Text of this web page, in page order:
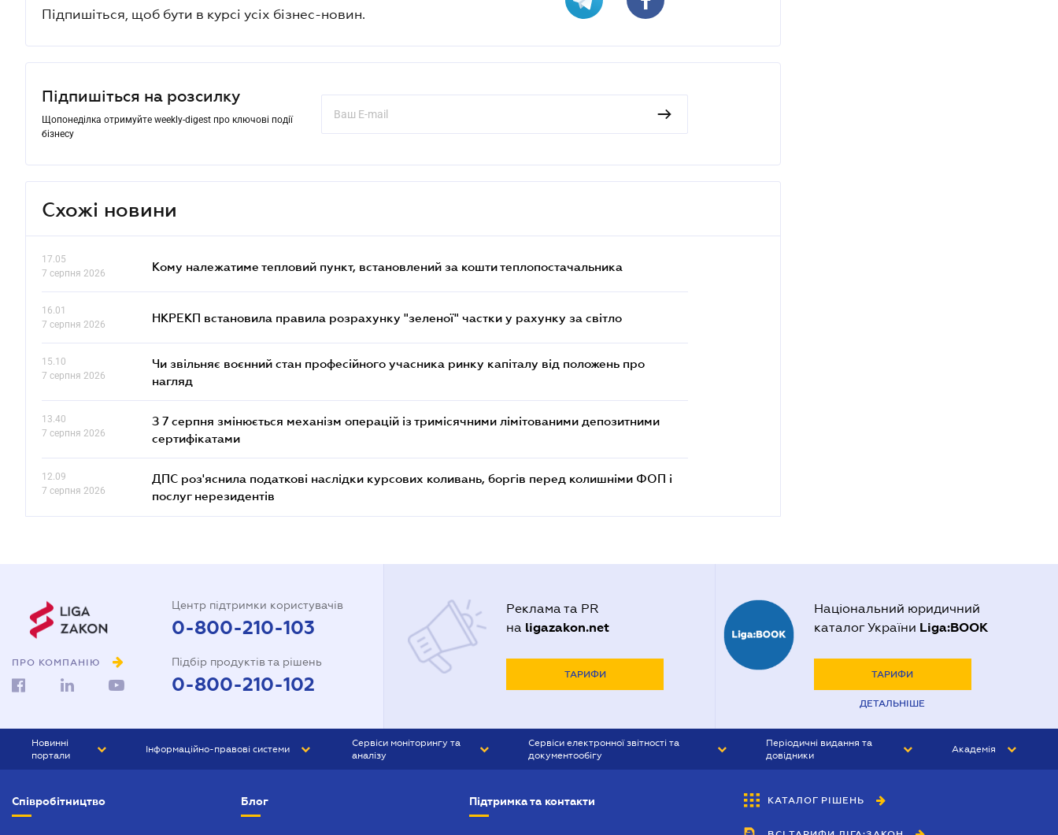
Підпишіться, щоб бути в курсі усіх бізнес-новин.
Підпишіться на розсилку
Щопонеділка отримуйте weekly-digest про ключові події
бізнесу
Схожі новини
17.05
7 серпня 2026
Кому належатиме тепловий пункт, встановлений за кошти теплопостачальника
16.01
7 серпня 2026
НКРЕКП встановила правила розрахунку "зеленої" частки у рахунку за світло
15.10
7 серпня 2026
Чи звільняє воєнний стан професійного учасника ринку капіталу від положень про
нагляд
13.40
7 серпня 2026
З 7 серпня змінюється механізм операцій із тримісячними лімітованими депозитними
сертифікатами
12.09
7 серпня 2026
ДПС роз'яснила податкові наслідки курсових коливань, боргів перед колишніми ФОП і
послуг нерезидентів
ПРО КОМПАНІЮ
Центр підтримки користувачів
0-800-210-103
Підбір продуктів та рішень
0-800-210-102
Реклама та PR
на ligazakon.net
ТАРИФИ
Національний юридичний
каталог України Liga:BOOK
ТАРИФИ
ДЕТАЛЬНІШЕ
Новинні
портали
БІЗНЕС
Інформаційно-правові системи
Сервіси моніторингу та
аналізу
Сервіси електронної звітності та
документообігу
Періодичні видання та
довідники
БУХГАЛТЕР&ЗАКОН
Академія
Співробітництво Блог Підтримка та контакти КАТАЛОГ РІШЕНЬ